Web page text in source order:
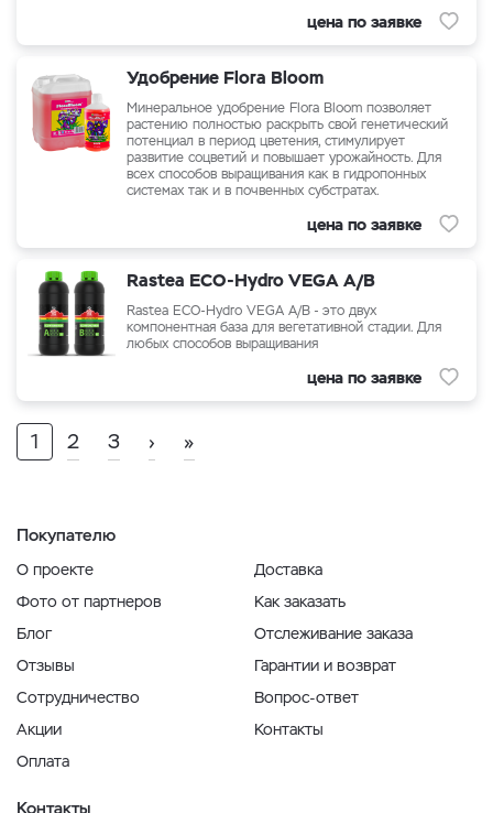
цена по заявке
Удобрение Flora Bloom
Минеральное удобрение Flora Bloom позволяет
растению полностью раскрыть свой генетический
потенциал в период цветения, стимулирует
развитие соцветий и повышает урожайность. Для
всех способов выращивания как в гидропонных
системах так и в почвенных субстратах.
цена по заявке
Rastea ECO-Hydro VEGA A/B
Rastea ECO-Hydro VEGA A/B - это двух
компонентная база для вегетативной стадии. Для
любых способов выращивания
цена по заявке
1 2 3 › »
Покупателю
О проекте
Фото от партнеров
Блог
Отзывы
Сотрудничество
Акции
Оплата
Доставка
Как заказать
Отслеживание заказа
Гарантии и возврат
Вопрос-ответ
Контакты
Контакты